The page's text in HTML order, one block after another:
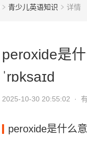
青少儿英语知识 详情
peroxide是
ˈrɒksaɪd
2025-10-30 20:55:02 ·
peroxide是什么